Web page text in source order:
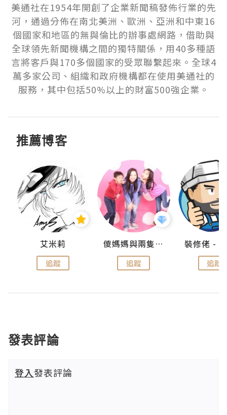
美通社在1954年開創了企業新聞稿發佈行業的先
河，通過分佈在南北美洲、歐洲、亞洲和中東16
個國家和地區的無與倫比的辦事處網路，借助與
全球領先新聞機構之間的獨特關係，用40多種語
言將客戶與170多個國家的受眾聯繫起來。全球4
萬多家公司、組織和政府機構都在使用美通社的
服務，其中包括50%以上的財富500強企業。
推薦博客
艾米莉
追蹤
儍媽媽與兩隻小魔怪之家
追蹤 追蹤
發表評論
登入發表評論